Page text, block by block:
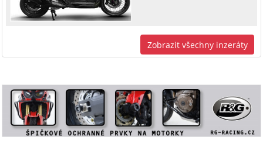
Zobrazit všechny inzeráty